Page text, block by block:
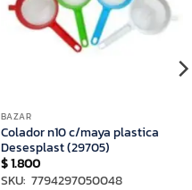
BAZAR
Colador n10 c/maya plastica
Desesplast (29705)
$1.800
SKU: 7794297050048